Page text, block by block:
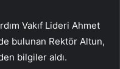
Vakıf Lideri Ahmet
bulunan Rektör Altun,
bilgiler aldı.